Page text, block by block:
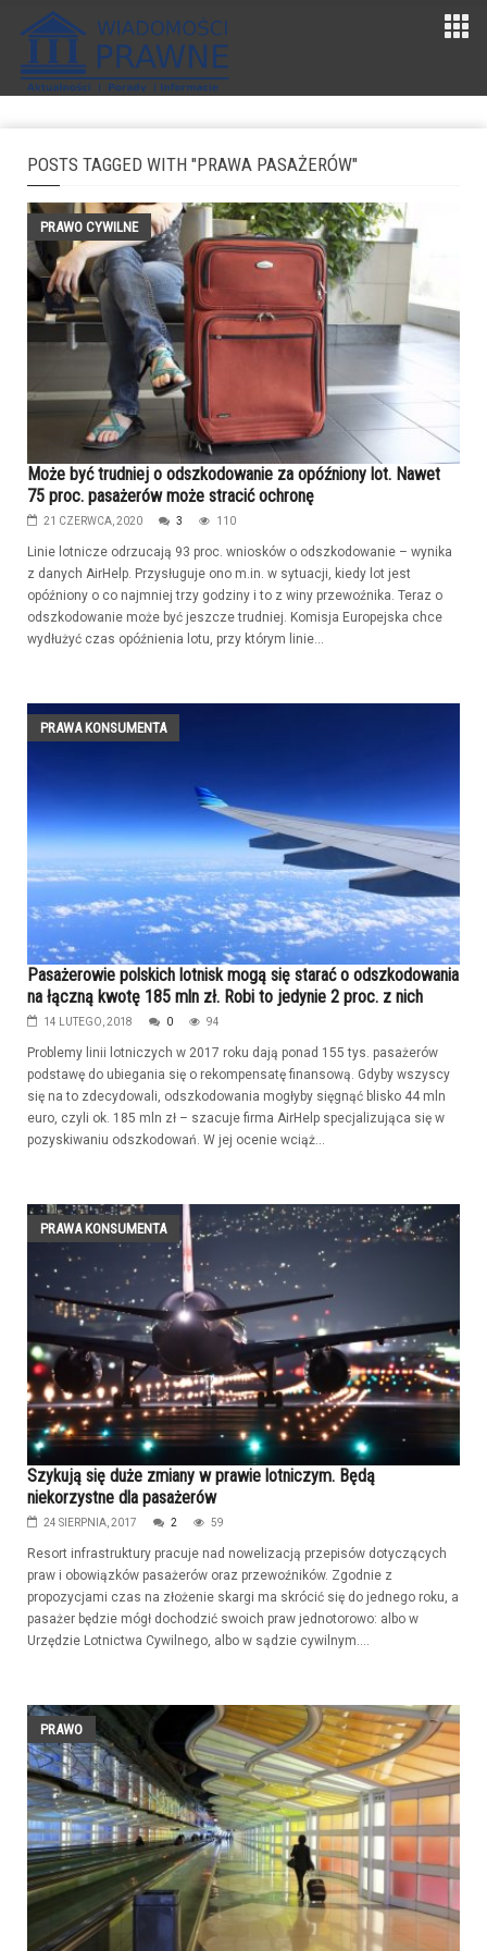
POSTS TAGGED WITH "PRAWA PASAŻERÓW"
PRAWO CYWILNE
Może być trudniej o odszkodowanie za opóźniony lot. Nawet
75 proc. pasażerów może stracić ochronę
21 CZERWCA, 2020 3 110
Linie lotnicze odrzucają 93 proc. wniosków o odszkodowanie – wynika
z danych AirHelp. Przysługuje ono m.in. w sytuacji, kiedy lot jest
opóźniony o co najmniej trzy godziny i to z winy przewoźnika. Teraz o
odszkodowanie może być jeszcze trudniej. Komisja Europejska chce
wydłużyć czas opóźnienia lotu, przy którym linie...
PRAWA KONSUMENTA
Pasażerowie polskich lotnisk mogą się starać o odszkodowania
na łączną kwotę 185 mln zł. Robi to jedynie 2 proc. z nich
14 LUTEGO, 2018 0 94
Problemy linii lotniczych w 2017 roku dają ponad 155 tys. pasażerów
podstawę do ubiegania się o rekompensatę finansową. Gdyby wszyscy
się na to zdecydowali, odszkodowania mogłyby sięgnąć blisko 44 mln
euro, czyli ok. 185 mln zł – szacuje firma AirHelp specjalizująca się w
pozyskiwaniu odszkodowań. W jej ocenie wciąż...
PRAWA KONSUMENTA
Szykują się duże zmiany w prawie lotniczym. Będą
niekorzystne dla pasażerów
24 SIERPNIA, 2017 2 59
Resort infrastruktury pracuje nad nowelizacją przepisów dotyczących
praw i obowiązków pasażerów oraz przewoźników. Zgodnie z
propozycjami czas na złożenie skargi ma skrócić się do jednego roku, a
pasażer będzie mógł dochodzić swoich praw jednotorowo: albo w
Urzędzie Lotnictwa Cywilnego, albo w sądzie cywilnym....
PRAWO